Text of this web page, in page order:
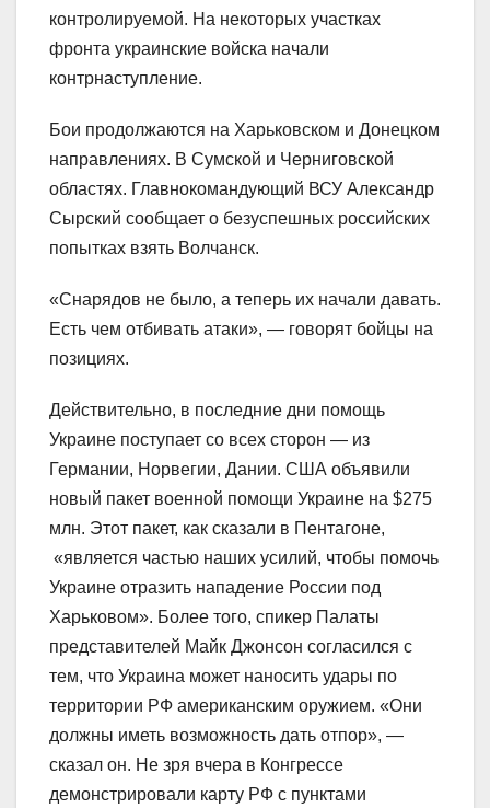
контролируемой. На некоторых участках
фронта украинские войска начали
контрнаступление.
Бои продолжаются на Харьковском и Донецком
направлениях. В Сумской и Черниговской
областях. Главнокомандующий ВСУ Александр
Сырский сообщает о безуспешных российских
попытках взять Волчанск.
«Снарядов не было, а теперь их начали давать.
Есть чем отбивать атаки», — говорят бойцы на
позициях.
Действительно, в последние дни помощь
Украине поступает со всех сторон — из
Германии, Норвегии, Дании. США объявили
новый пакет военной помощи Украине на $275
млн. Этот пакет, как сказали в Пентагоне,
«является частью наших усилий, чтобы помочь
Украине отразить нападение России под
Харьковом». Более того, спикер Палаты
представителей Майк Джонсон согласился с
тем, что Украина может наносить удары по
территории РФ американским оружием. «Они
должны иметь возможность дать отпор», —
сказал он. Не зря вчера в Конгрессе
демонстрировали карту РФ с пунктами